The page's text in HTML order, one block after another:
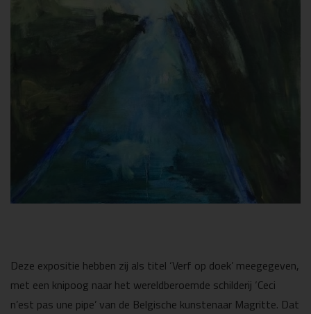
Deze expositie hebben zij als titel ‘Verf op doek’ meegegeven,
met een knipoog naar het wereldberoemde schilderij ‘Ceci
n’est pas une pipe’ van de Belgische kunstenaar Magritte. Dat